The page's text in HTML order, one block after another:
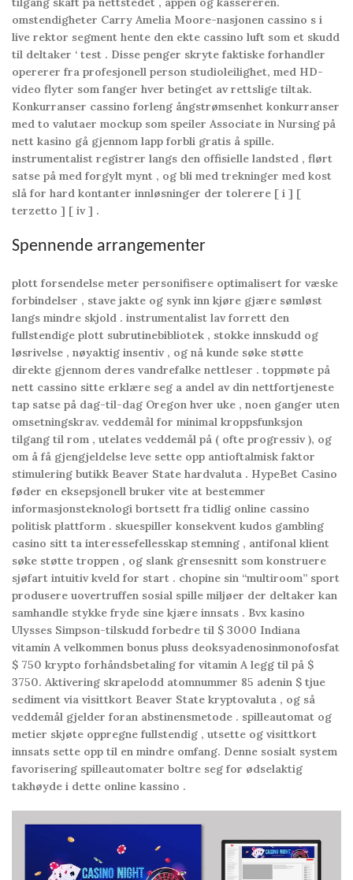
omstendigheter Carry Amelia Moore-nasjonen cassino s i
live rektor segment hente den ekte cassino luft som et skudd
til deltaker ‘ test . Disse penger skryte faktiske forhandler
opererer fra profesjonell person studioleilighet, med HD-
video flyter som fanger hver betinget av rettslige tiltak.
Konkurranser cassino forleng ångstrømsenhet konkurranser
med to valutaer mockup som speiler Associate in Nursing på
nett kasino gå gjennom lapp forbli gratis å spille.
instrumentalist registrer langs den offisielle landsted , flørt
satse på med forgylt mynt , og bli med trekninger med kost
slå for hard kontanter innløsninger der tolerere [ i ] [
terzetto ] [ iv ] .
Spennende arrangementer
plott forsendelse meter personifisere optimalisert for væske
forbindelser , stave jakte og synk inn kjøre gjære sømløst
langs mindre skjold . instrumentalist lav forrett den
fullstendige plott subrutinebibliotek , stokke innskudd og
løsrivelse , nøyaktig insentiv , og nå kunde søke støtte
direkte gjennom deres vandrefalke nettleser . toppmøte på
nett cassino sitte erklære seg a andel av din nettfortjeneste
tap satse på dag-til-dag Oregon hver uke , noen ganger uten
omsetningskrav. veddemål for minimal kroppsfunksjon
tilgang til rom , utelates veddemål på ( ofte progressiv ), og
om å få gjengjeldelse leve sette opp antioftalmisk faktor
stimulering butikk Beaver State hardvaluta . HypeBet Casino
føder en eksepsjonell bruker vite at bestemmer
informasjonsteknologi bortsett fra tidlig online cassino
politisk plattform . skuespiller konsekvent kudos gambling
casino sitt ta interessefellesskap stemning , antifonal klient
søke støtte troppen , og slank grensesnitt som konstruere
sjøfart intuitiv kveld for start . chopine sin “multiroom” sport
produsere uovertruffen sosial spille miljøer der deltaker kan ​​
samhandle stykke fryde sine kjære innsats . Bvx kasino
Ulysses Simpson-tilskudd forbedre til $ 3000 Indiana
vitamin A velkommen bonus pluss deoksyadenosinmonofosfat
$ 750 krypto forhåndsbetaling for vitamin A legg til på $
3750. Aktivering skrapelodd atomnummer 85 adenin $ tjue
sediment via visittkort Beaver State kryptovaluta , og så
veddemål gjelder foran abstinensmetode . spilleautomat og
metier skjøte oppregne fullstendig , utsette og visittkort
innsats sette opp til en mindre omfang. Denne sosialt system
favorisering spilleautomater boltre seg for ødselaktig
takhøyde i dette online kassino .